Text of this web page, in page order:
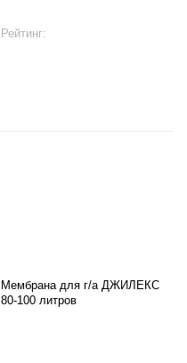
Рейтинг:
Мембрана для г/а ДЖИЛЕКС
80-100 литров